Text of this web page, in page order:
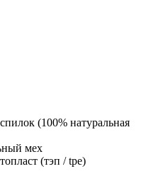
(100% натуральная
мех
(тэп / tpe)